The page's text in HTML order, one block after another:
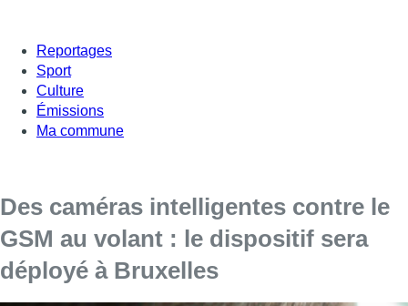
Reportages
Sport
Culture
Émissions
Ma commune
Des caméras intelligentes contre le
GSM au volant : le dispositif sera
déployé à Bruxelles